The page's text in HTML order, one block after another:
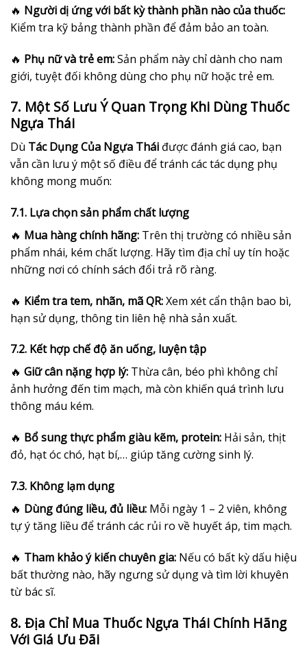
🔥 Người dị ứng với bất kỳ thành phần nào của thuốc:
Kiểm tra kỹ bảng thành phần để đảm bảo an toàn.
🔥 Phụ nữ và trẻ em:Sản phẩm này chỉ dành cho nam
giới, tuyệt đối không dùng cho phụ nữ hoặc trẻ em.
7. Một Số Lưu Ý Quan Trọng Khi Dùng Thuốc
Ngựa Thái
Dù Tác Dụng Của Ngựa Thái được đánh giá cao, bạn
vẫn cần lưu ý một số điều để tránh các tác dụng phụ
không mong muốn:
7.1. Lựa chọn sản phẩm chất lượng
🔥 Mua hàng chính hãng: Trên thị trường có nhiều sản
phẩm nhái, kém chất lượng. Hãy tìm địa chỉ uy tín hoặc
những nơi có chính sách đổi trả rõ ràng.
🔥 Kiểm tra tem, nhãn, mã QR:Xem xét cẩn thận bao bì,
hạn sử dụng, thông tin liên hệ nhà sản xuất.
7.2. Kết hợp chế độ ăn uống, luyện tập
🔥 Giữ cân nặng hợp lý: Thừa cân, béo phì không chỉ
ảnh hưởng đến tim mạch, mà còn khiến quá trình lưu
thông máu kém.
🔥 Bổ sung thực phẩm giàu kẽm, protein: Hải sản, thịt
đỏ, hạt óc chó, hạt bí,… giúp tăng cường sinh lý.
7.3. Không lạm dụng
🔥 Dùng đúng liều, đủ liều: Mỗi ngày 1 – 2 viên, không
tự ý tăng liều để tránh các rủi ro về huyết áp, tim mạch.
🔥 Tham khảo ý kiến chuyên gia: Nếu có bất kỳ dấu hiệu
bất thường nào, hãy ngưng sử dụng và tìm lời khuyên
từ bác sĩ.
8. Địa Chỉ Mua Thuốc Ngựa Thái Chính Hãng
Với Giá Ưu Đãi